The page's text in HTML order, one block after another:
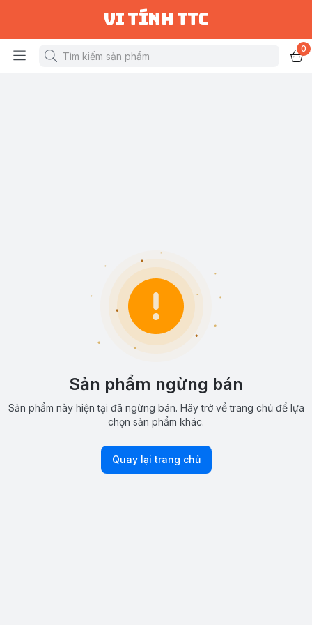
vi tính ttc
0
Sản phẩm ngừng bán
Sản phẩm này hiện tại đã ngừng bán. Hãy trở về trang chủ để lựa
chọn sản phẩm khác.
Quay lại trang chủ